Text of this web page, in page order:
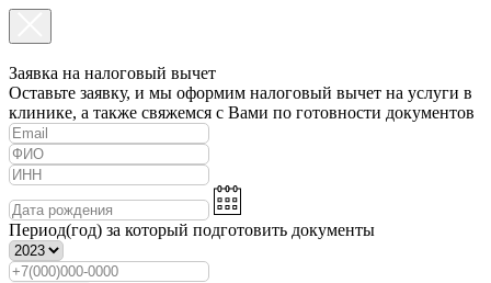
Заявка на налоговый вычет
Оставьте заявку, и мы оформим налоговый вычет на услуги в
клинике, а также свяжемся с Вами по готовности документов
Период(год) за который подготовить документы